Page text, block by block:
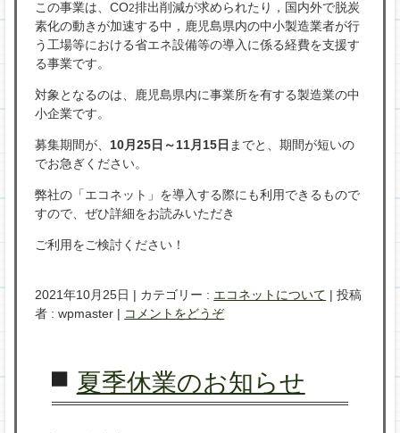
この事業は、CO2排出削減が求められたり，国内外で脱炭
素化の動きが加速する中，鹿児島県内の中小製造業者が行
う工場等における省エネ設備等の導入に係る経費を支援す
る事業です。
対象となるのは、鹿児島県内に事業所を有する製造業の中
小企業です。
募集期間が、 10月25日～11月15日 までと、期間が短いの
でお急ぎください。
弊社の「エコネット」を導入する際にも利用できるもので
すので、ぜひ詳細をお読みいただき
ご利用をご検討ください！
2021年10月25日 | カテゴリー : エコネットについて |投稿
者 : wpmaster | コメントをどうぞ
夏季休業のお知らせ